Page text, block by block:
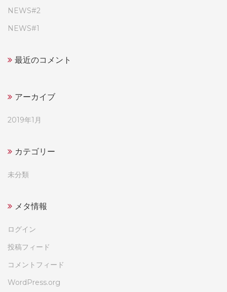
NEWS#2
NEWS#1
最近のコメント
アーカイブ
2019年1月
カテゴリー
未分類
メタ情報
ログイン
投稿フィード
コメントフィード
WordPress.org